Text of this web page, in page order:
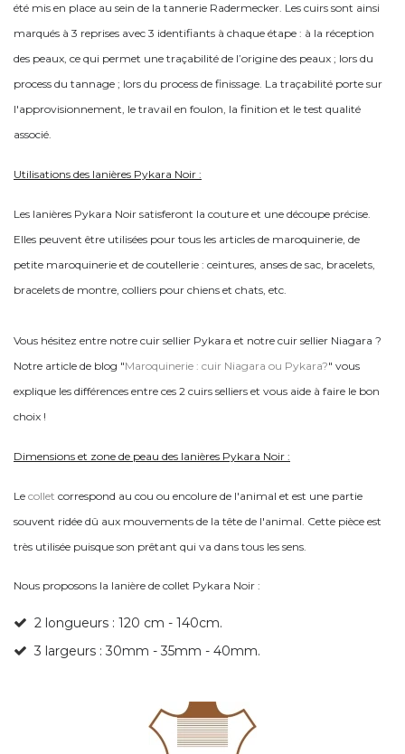
été mis en place au sein de la tannerie Radermecker. Les cuirs sont ainsi
marqués à 3 reprises avec 3 identifiants à chaque étape : à la réception
des peaux, ce qui permet une traçabilité de l’origine des peaux ; lors du
process du tannage ; lors du process de finissage. La traçabilité porte sur
l'approvisionnement, le travail en foulon, la finition et le test qualité
associé.
Utilisations des lanières Pykara Noir :
Les lanières Pykara Noir satisferont la couture et une découpe précise.
Elles peuvent être utilisées pour tous les articles de maroquinerie, de
petite maroquinerie et de coutellerie : ceintures, anses de sac, bracelets,
bracelets de montre, colliers pour chiens et chats, etc.
Vous hésitez entre notre cuir sellier Pykara et notre cuir sellier Niagara ?
Notre article de blog "Maroquinerie : cuir Niagara ou Pykara?" vous
explique les différences entre ces 2 cuirs selliers et vous aide à faire le bon
choix !
Dimensions et zone de peau des lanières Pykara Noir :
Le collet correspond au cou ou encolure de l'animal et est une partie
souvent ridée dû aux mouvements de la tête de l'animal. Cette pièce est
très utilisée puisque son prêtant qui va dans tous les sens.
Nous proposons la lanière de collet Pykara Noir :
2 longueurs : 120 cm - 140cm.
3 largeurs : 30mm - 35mm - 40mm.